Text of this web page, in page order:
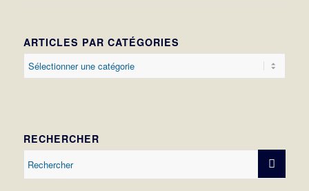
ARTICLES PAR CATÉGORIES
RECHERCHER